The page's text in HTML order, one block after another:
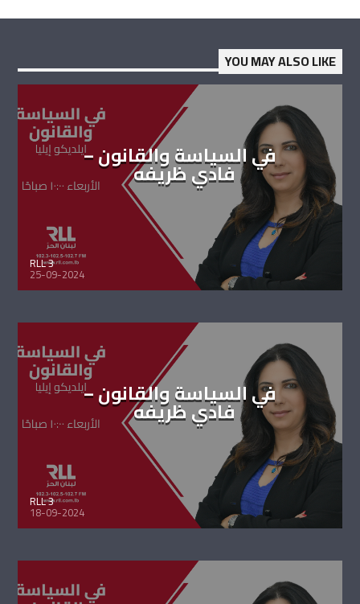
YOU MAY ALSO LIKE
في السياسة والقانون –
فادي ظريفه
RLL 3
25-09-2024
في السياسة والقانون –
فادي ظريفه
RLL 3
18-09-2024